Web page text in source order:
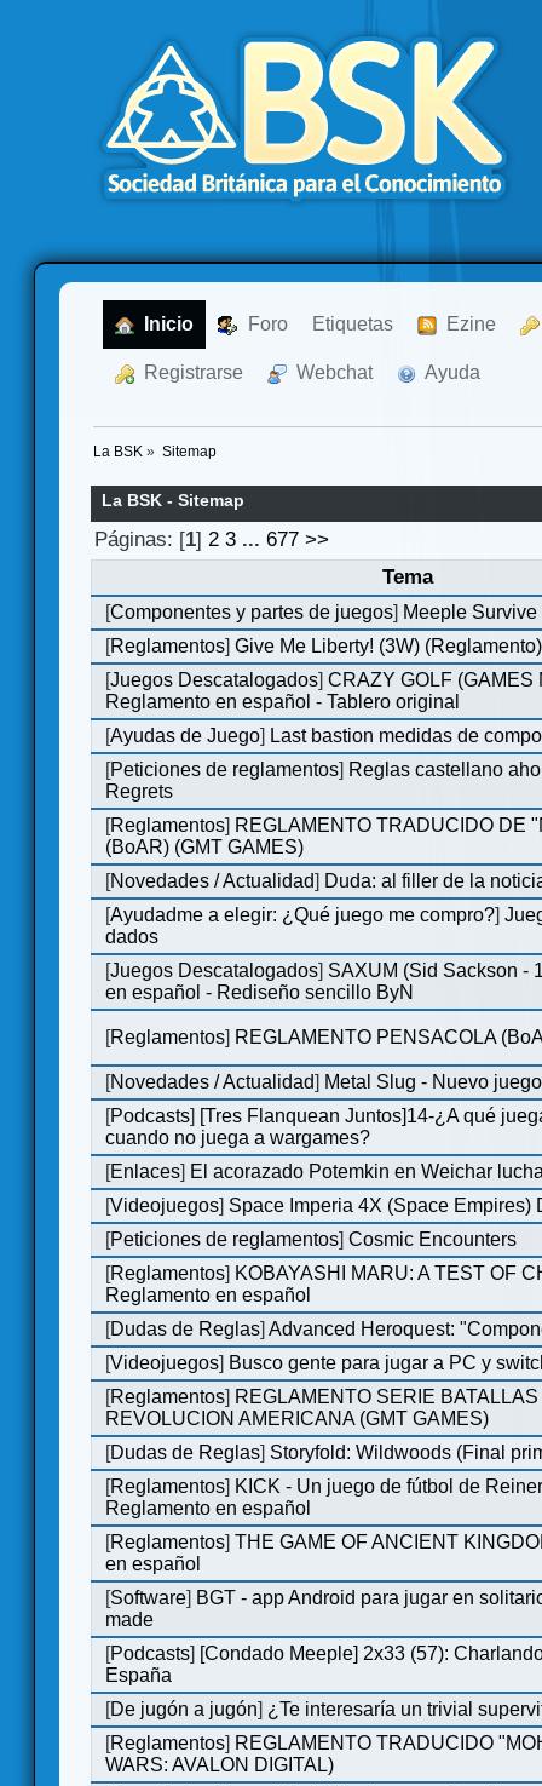
Inicio Foro Etiquetas Ezine
Registrarse Webchat Ayuda
La BSK » Sitemap
La BSK - Sitemap
Páginas: [1]2 3 ...677 >>
Tema
[Componentes y partes de juegos] Meeple
[Reglamentos]Give Me Liberty! (3W) (Reglamento)
[Juegos Descatalogados]CRAZY GOLF (GAMES
Reglamento en español - Tablero original
[Ayudas de Juego] Last bastion medidas de
[Peticiones de reglamentos] Reglas castellano
Regrets
[Reglamentos] REGLAMENTO TRADUCIDO DE
(BoAR) (GMT GAMES)
[Novedades / Actualidad] Duda: al filler de la
[Ayudadme a elegir: ¿Qué juego me compro?]
dados
[Juegos Descatalogados] SAXUM (Sid Sackson -
en español - Rediseño sencillo ByN
[Reglamentos] REGLAMENTO PENSACOLA
[Novedades / Actualidad] Metal Slug - Nuevo
[Podcasts] [Tres Flanquean Juntos]14-¿A qué
cuando no juega a wargames?
[Enlaces] El acorazado Potemkin en Weichar
[Videojuegos] Space Imperia 4X (Space Empires)
[Peticiones de reglamentos]Cosmic Encounters
[Reglamentos] KOBAYASHI MARU: A TEST OF
Reglamento en español
[Dudas de Reglas]Advanced Heroquest:
[Videojuegos] Busco gente para jugar a PC y
[Reglamentos] REGLAMENTO SERIE
REVOLUCION AMERICANA (GMT GAMES)
[Dudas de Reglas] Storyfold: Wildwoods (Final
[Reglamentos] KICK - Un juego de fútbol de
Reglamento en español
[Reglamentos]THE GAME OF ANCIENT
en español
[Software] BGT - app Android para jugar en
made
[Podcasts] [Condado Meeple] 2x33 (57):
España
[De jugón a jugón] ¿Te interesaría un trivial
[Reglamentos] REGLAMENTO TRADUCIDO
WARS: AVALON DIGITAL)